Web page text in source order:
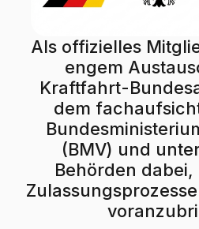
Als offizielles
engem
Kraftfahrt-
dem
(BMV) und
Behörden